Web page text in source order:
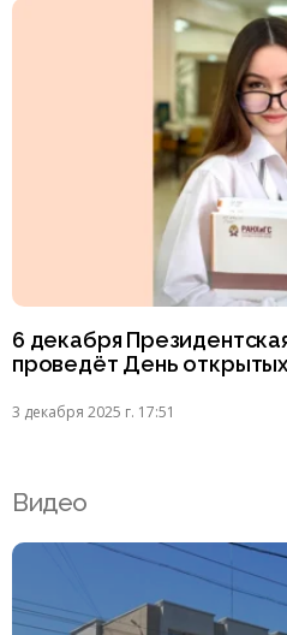
6 декабря
проведёт День
3 декабря 2025 г. 17:51
Видео